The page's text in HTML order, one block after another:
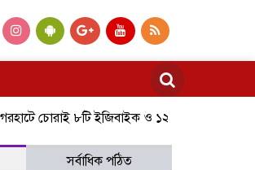
চোরাই ৮টি ইজিবাইক ও ১২টি শ্যালোমেশিন উদ্ধার,
সর্বাধিক পঠিত